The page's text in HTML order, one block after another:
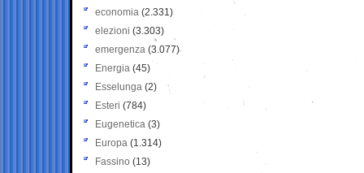
economia (2.331)
elezioni (3.303)
emergenza (3.077)
Energia (45)
Esselunga (2)
Esteri (784)
Eugenetica (3)
Europa (1.314)
Fassino (13)